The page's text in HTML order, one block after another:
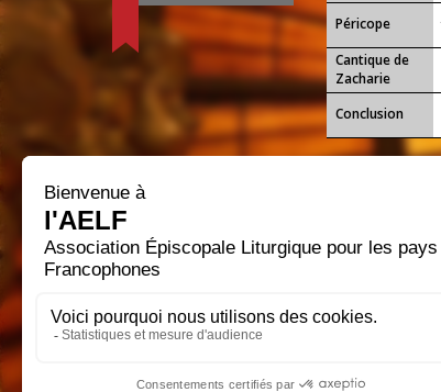
Péricope
Cantique de
Zacharie
Conclusion